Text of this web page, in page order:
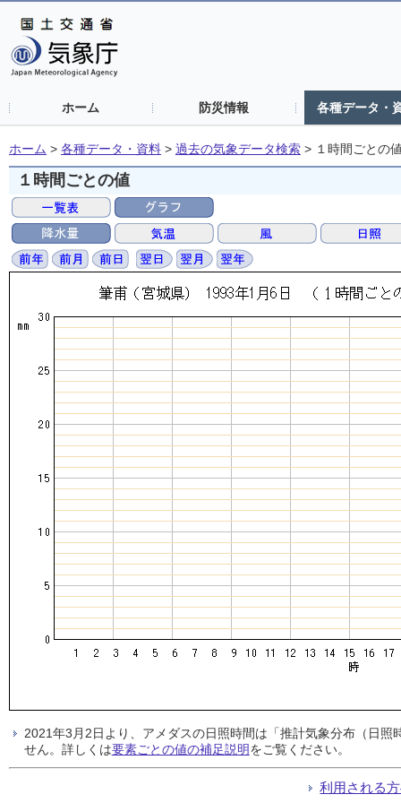
ホーム 防災情報 各種データ・
ホーム > 各種データ・資料 > 過去の気象データ検索 > １時間ごとの
１時間ごとの値
2021年3月2日より、アメダスの日照時間は「推計気象分布（日
せん。詳しくは要素ごとの値の補足説明をご覧ください。
利用される